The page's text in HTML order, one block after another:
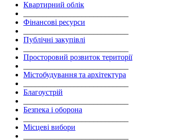
Квартирний облік
Фінансові ресурси
Публічні закупівлі
Просторовий розвиток території
Містобудування та архітектура
Благоустрій
Безпека і оборона
Місцеві вибори